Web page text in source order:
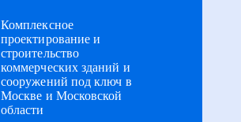
Комплексное
проектирование и
строительство
коммерческих зданий и
сооружений под ключ в
Москве и Московской
области